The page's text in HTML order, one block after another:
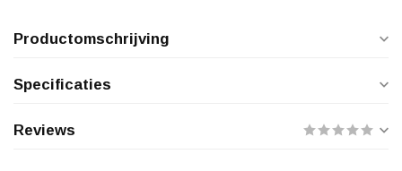
Productomschrijving
Specificaties
Reviews